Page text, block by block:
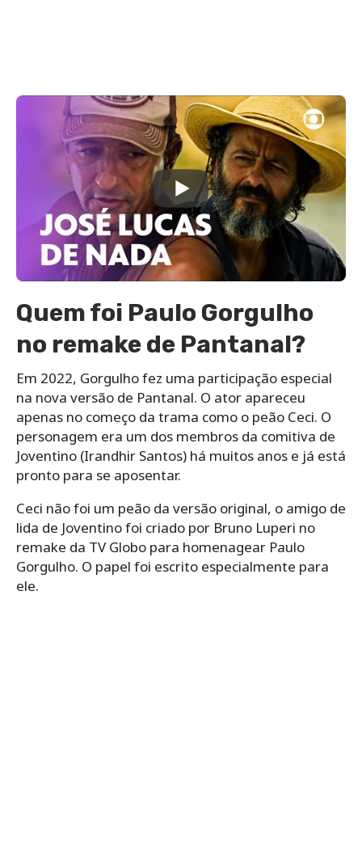
Quem foi Paulo Gorgulho
no remake de Pantanal?
Em 2022, Gorgulho fez uma participação especial
na nova versão de Pantanal. O ator apareceu
apenas no começo da trama como o peão Ceci. O
personagem era um dos membros da comitiva de
Joventino (Irandhir Santos) há muitos anos e já está
pronto para se aposentar.
Ceci não foi um peão da versão original, o amigo de
lida de Joventino foi criado por Bruno Luperi no
remake da TV Globo para homenagear Paulo
Gorgulho. O papel foi escrito especialmente para
ele.